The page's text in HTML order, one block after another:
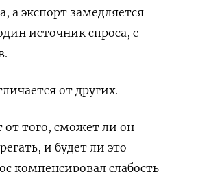
а экспорт замедляется
источник спроса, с
от других.
от того, сможет ли он
и будет ли это
компенсировал слабость